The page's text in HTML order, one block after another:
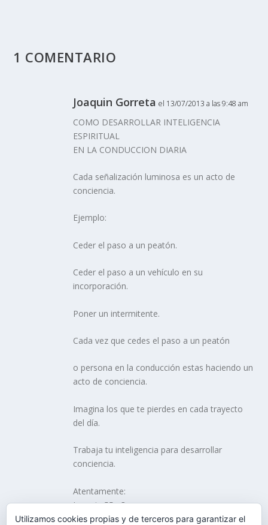
1 COMENTARIO
Joaquin Gorreta el 13/07/2013 a las 9:48 am
COMO DESARROLLAR INTELIGENCIA
ESPIRITUAL
EN LA CONDUCCION DIARIA
Cada señalización luminosa es un acto de
conciencia.
Ejemplo:
Ceder el paso a un peatón.
Ceder el paso a un vehículo en su
incorporación.
Poner un intermitente.
Cada vez que cedes el paso a un peatón
o persona en la conducción estas haciendo un
acto de conciencia.
Imagina los que te pierdes en cada trayecto
del día.
Trabaja tu inteligencia para desarrollar
conciencia.
Atentamente:
Joaquin 55 años
Utilizamos cookies propias y de terceros para garantizar el